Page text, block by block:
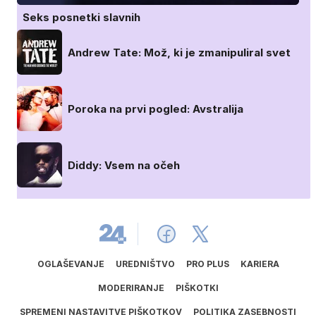
Seks posnetki slavnih
Andrew Tate: Mož, ki je zmanipuliral svet
Poroka na prvi pogled: Avstralija
Diddy: Vsem na očeh
OGLAŠEVANJE UREDNIŠTVO PRO PLUS KARIERA
MODERIRANJE PIŠKOTKI
SPREMENI NASTAVITVE PIŠKOTKOV POLITIKA ZASEBNOSTI